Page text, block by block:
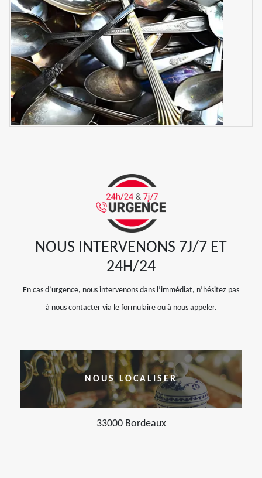
NOUS INTERVENONS 7J/7 ET
24H/24
En cas d’urgence, nous intervenons dans l’immédiat, n’hésitez pas
à nous contacter via le formulaire ou à nous appeler.
NOUS LOCALISER
33000 Bordeaux